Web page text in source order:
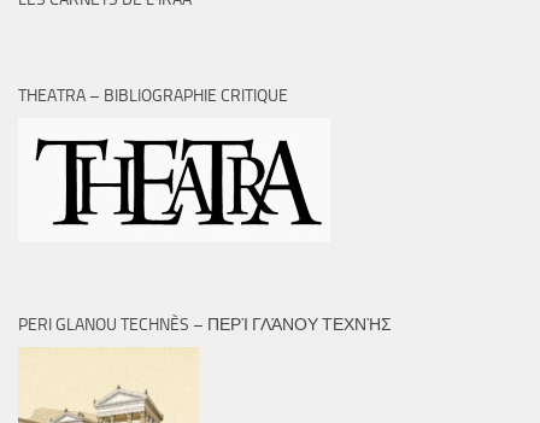
THEATRA – BIBLIOGRAPHIE CRITIQUE
PERI GLANOU TECHNÈS – ΠΕΡῚ ΓΛΆΝΟΥ ΤΕΧΝῊΣ